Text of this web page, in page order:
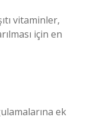
vitaminler,
için en
ek